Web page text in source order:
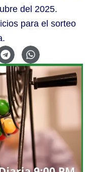
del 2025.
para el sorteo